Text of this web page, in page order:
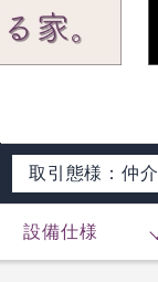
取引態様：仲介
設備仕様